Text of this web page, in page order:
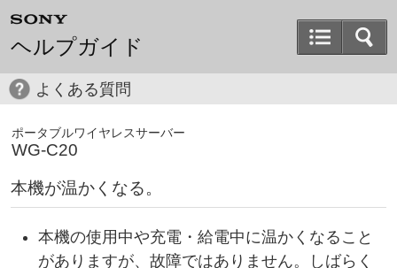
ヘルプガイド
よくある質問
ポータブルワイヤレスサーバー
WG-C20
本機が温かくなる。
本機の使用中や充電・給電中に温かくなること
がありますが、故障ではありません。しばらく